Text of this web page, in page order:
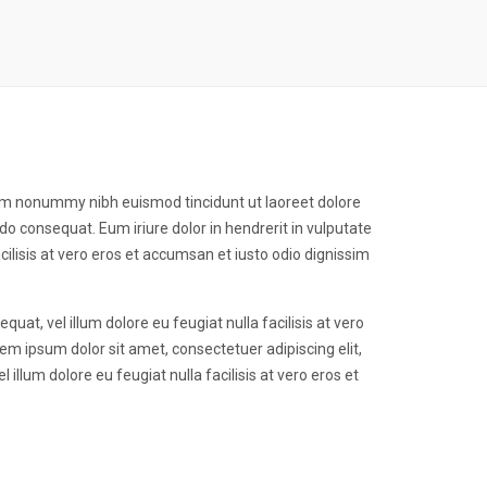
nonummy nibh euismod tincidunt ut laoreet dolore
consequat. Eum iriure dolor in hendrerit in vulputate
at vero eros et accumsan et iusto odio dignissim
vel illum dolore eu feugiat nulla facilisis at vero
ipsum dolor sit amet, consectetuer adipiscing elit,
illum dolore eu feugiat nulla facilisis at vero eros et